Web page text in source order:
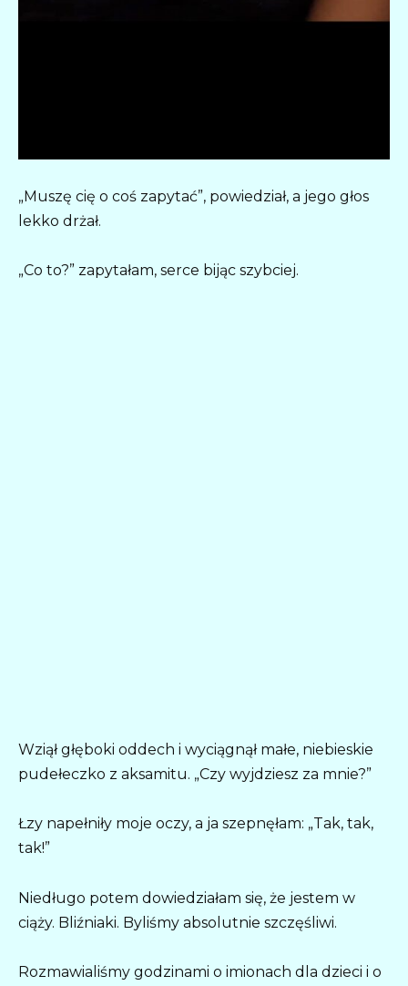
„Muszę cię o coś zapytać”, powiedział, a jego głos
lekko drżał.
„Co to?” zapytałam, serce bijąc szybciej.
Wziął głęboki oddech i wyciągnął małe, niebieskie
pudełeczko z aksamitu. „Czy wyjdziesz za mnie?”
Łzy napełniły moje oczy, a ja szepnęłam: „Tak, tak,
tak!”
Niedługo potem dowiedziałam się, że jestem w
ciąży. Bliźniaki. Byliśmy absolutnie szczęśliwi.
Rozmawialiśmy godzinami o imionach dla dzieci i o